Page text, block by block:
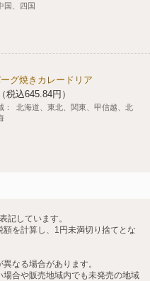
国、四国
グ焼きカレードリア
税込645.84円）
：
北海道、東北、関東、甲信越、北
記しています。
額を計算し、1円未満切り捨てとな
なる場合があります。
合や販売地域内でも未発売の地域